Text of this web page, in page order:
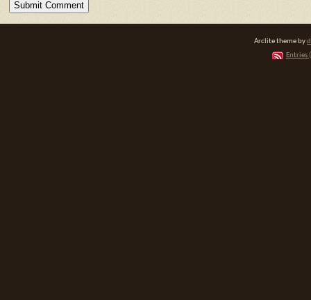
Arclite theme by
Entries